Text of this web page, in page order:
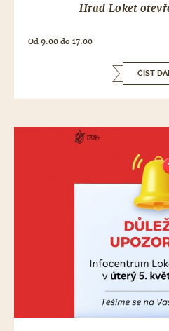
Hrad Loket
Od 9:00 do 17:00
ČÍST